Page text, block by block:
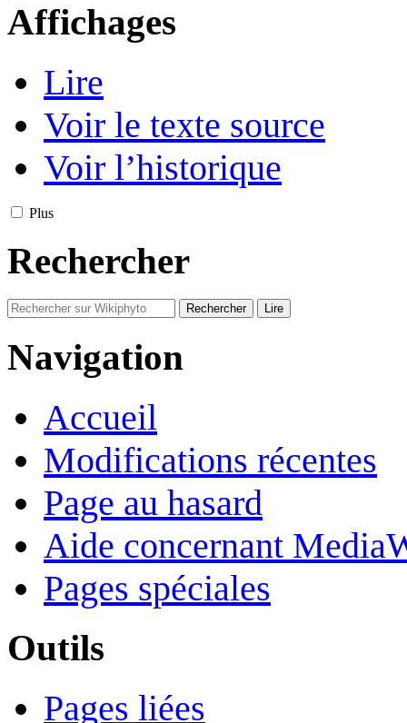
Affichages
Lire
Voir le texte source
Voir l’historique
Plus
Rechercher
Navigation
Accueil
Modifications récentes
Page au hasard
Aide concernant
Pages spéciales
Outils
Pages liées